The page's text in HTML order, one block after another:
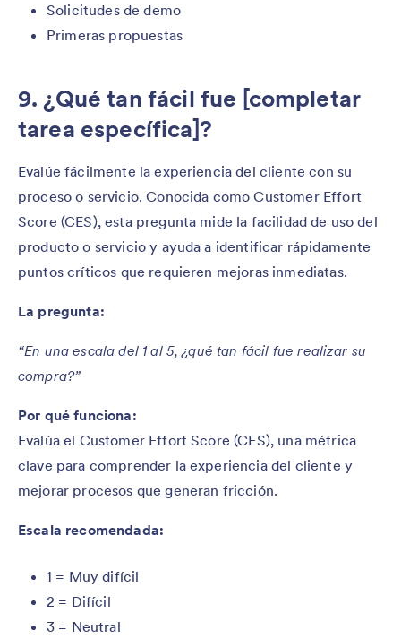
Solicitudes de demo
Primeras propuestas
9. ¿Qué tan fácil fue [completar
tarea específica]?
Evalúe fácilmente la experiencia del cliente con su
proceso o servicio. Conocida como Customer Effort
Score (CES), esta pregunta mide la facilidad de uso del
producto o servicio y ayuda a identificar rápidamente
puntos críticos que requieren mejoras inmediatas.
La pregunta:
“En una escala del 1 al 5, ¿qué tan fácil fue realizar su
compra?”
Por qué funciona:
Evalúa el Customer Effort Score (CES), una métrica
clave para comprender la experiencia del cliente y
mejorar procesos que generan fricción.
Escala recomendada:
1 = Muy difícil
2 = Difícil
3 = Neutral